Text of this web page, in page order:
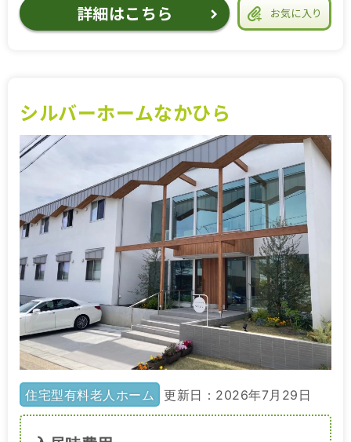
お気に入り
詳細はこちら
シルバーホームなかひら
住宅型有料老人ホーム 更新日：2026年7月29日